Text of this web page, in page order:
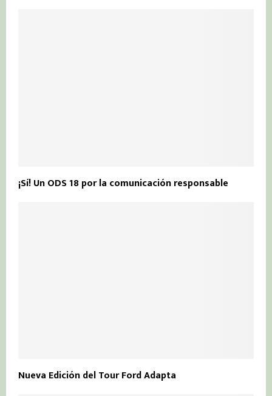
¡Sí! Un ODS 18 por la comunicación responsable
Nueva Edición del Tour Ford Adapta